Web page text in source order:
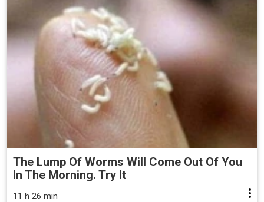
The Lump Of Worms Will Come Out Of You
In The Morning. Try It
11 h 26 min